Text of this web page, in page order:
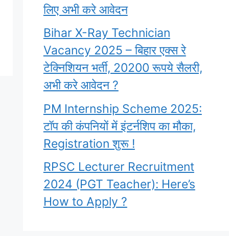
लिए अभी करे आवेदन
Bihar X-Ray Technician
Vacancy 2025 – बिहार एक्स रे
टेक्निशियन भर्ती, 20200 रूपये सैलरी,
अभी करे आवेदन ?
PM Internship Scheme 2025:
टॉप की कंपनियों में इंटर्नशिप का मौका,
Registration शुरू !
RPSC Lecturer Recruitment
2024 (PGT Teacher): Here’s
How to Apply ?